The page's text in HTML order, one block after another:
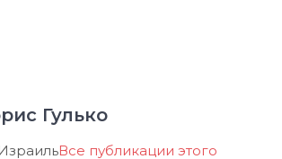
Гулько
Все публикации этого